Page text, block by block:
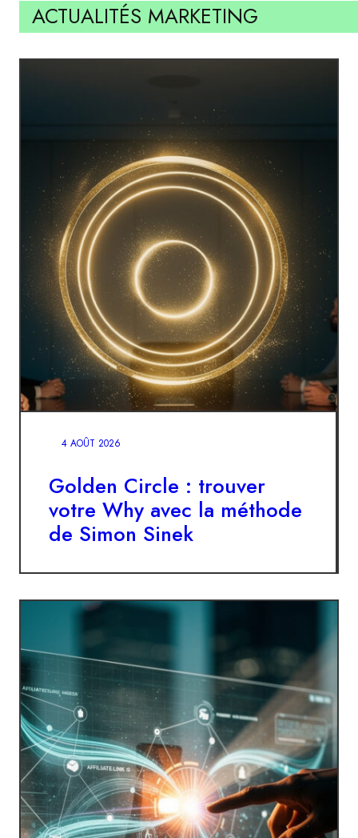
ACTUALITÉS MARKETING
4 AOÛT 2026
Golden Circle : trouver
votre Why avec la méthode
de Simon Sinek